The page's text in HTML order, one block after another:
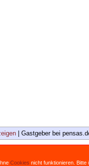
| Gastgeber bei
Cookies nicht funktionieren.